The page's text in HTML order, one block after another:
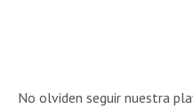
No olviden seguir nuestra